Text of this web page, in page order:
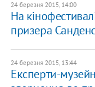
24 березня 2015, 14:00
На
призера
24 березня 2015, 13:44
Експерти-